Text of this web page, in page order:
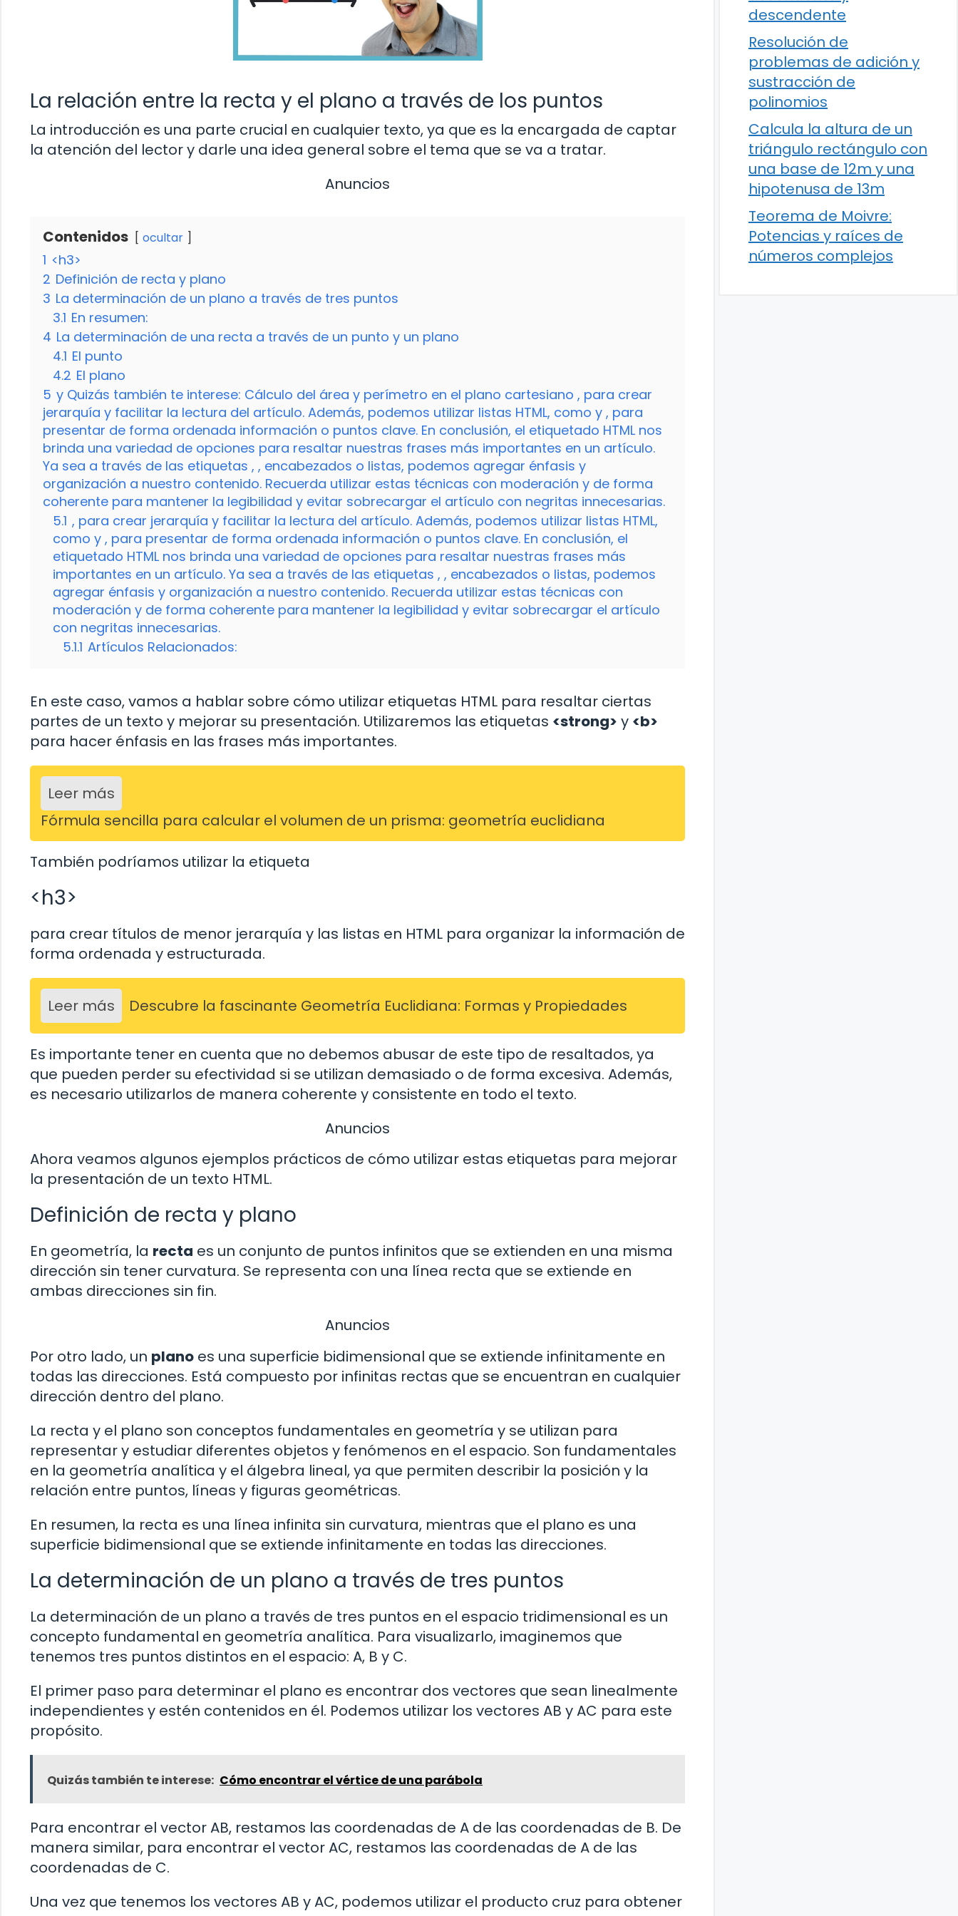
La relación entre la recta y el plano a través de los puntos
La introducción es una parte crucial en cualquier texto, ya que es la encargada de captar
la atención del lector y darle una idea general sobre el tema que se va a tratar.
Anuncios
Contenidos ocultar
1 <h3>
2 Definición de recta y plano
3 La determinación de un plano a través de tres puntos
3.1 En resumen:
4 La determinación de una recta a través de un punto y un plano
4.1 El punto
4.2 El plano
5 y Quizás también te interese: Cálculo del área y perímetro en el plano cartesiano , para crear
jerarquía y facilitar la lectura del artículo. Además, podemos utilizar listas HTML, como y , para
presentar de forma ordenada información o puntos clave. En conclusión, el etiquetado HTML nos
brinda una variedad de opciones para resaltar nuestras frases más importantes en un artículo.
Ya sea a través de las etiquetas , , encabezados o listas, podemos agregar énfasis y
organización a nuestro contenido. Recuerda utilizar estas técnicas con moderación y de forma
coherente para mantener la legibilidad y evitar sobrecargar el artículo con negritas innecesarias.
5.1 , para crear jerarquía y facilitar la lectura del artículo. Además, podemos utilizar listas HTML,
como y , para presentar de forma ordenada información o puntos clave. En conclusión, el
etiquetado HTML nos brinda una variedad de opciones para resaltar nuestras frases más
importantes en un artículo. Ya sea a través de las etiquetas , , encabezados o listas, podemos
agregar énfasis y organización a nuestro contenido. Recuerda utilizar estas técnicas con
moderación y de forma coherente para mantener la legibilidad y evitar sobrecargar el artículo
con negritas innecesarias.
5.1.1 Artículos Relacionados:
En este caso, vamos a hablar sobre cómo utilizar etiquetas HTML para resaltar ciertas
partes de un texto y mejorar su presentación. Utilizaremos las etiquetas <strong> y <b>
para hacer énfasis en las frases más importantes.
Leer más
Fórmula sencilla para calcular el volumen de un prisma: geometría euclidiana
También podríamos utilizar la etiqueta
<h3>
para crear títulos de menor jerarquía y las listas en HTML para organizar la información de
forma ordenada y estructurada.
Leer más Descubre la fascinante Geometría Euclidiana: Formas y Propiedades
Es importante tener en cuenta que no debemos abusar de este tipo de resaltados, ya
que pueden perder su efectividad si se utilizan demasiado o de forma excesiva. Además,
es necesario utilizarlos de manera coherente y consistente en todo el texto.
Anuncios
Ahora veamos algunos ejemplos prácticos de cómo utilizar estas etiquetas para mejorar
la presentación de un texto HTML.
Definición de recta y plano
En geometría, la recta es un conjunto de puntos infinitos que se extienden en una misma
dirección sin tener curvatura. Se representa con una línea recta que se extiende en
ambas direcciones sin fin.
Anuncios
Por otro lado, un plano es una superficie bidimensional que se extiende infinitamente en
todas las direcciones. Está compuesto por infinitas rectas que se encuentran en cualquier
dirección dentro del plano.
La recta y el plano son conceptos fundamentales en geometría y se utilizan para
representar y estudiar diferentes objetos y fenómenos en el espacio. Son fundamentales
en la geometría analítica y el álgebra lineal, ya que permiten describir la posición y la
relación entre puntos, líneas y figuras geométricas.
En resumen, la recta es una línea infinita sin curvatura, mientras que el plano es una
superficie bidimensional que se extiende infinitamente en todas las direcciones.
La determinación de un plano a través de tres puntos
La determinación de un plano a través de tres puntos en el espacio tridimensional es un
concepto fundamental en geometría analítica. Para visualizarlo, imaginemos que
tenemos tres puntos distintos en el espacio: A, B y C.
El primer paso para determinar el plano es encontrar dos vectores que sean linealmente
independientes y estén contenidos en él. Podemos utilizar los vectores AB y AC para este
propósito.
Quizás también te interese: Cómo encontrar el vértice de una parábola
Para encontrar el vector AB, restamos las coordenadas de A de las coordenadas de B. De
manera similar, para encontrar el vector AC, restamos las coordenadas de A de las
coordenadas de C.
Una vez que tenemos los vectores AB y AC, podemos utilizar el producto cruz para obtener
descendente
Resolución de
problemas de adición y
sustracción de
polinomios
Calcula la altura de un
triángulo rectángulo con
una base de 12m y una
hipotenusa de 13m
Teorema de Moivre:
Potencias y raíces de
números complejos